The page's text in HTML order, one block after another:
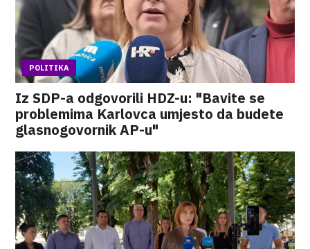
POLITIKA
Iz SDP-a odgovorili HDZ-u: "Bavite se
problemima Karlovca umjesto da budete
glasnogovornik AP-u"